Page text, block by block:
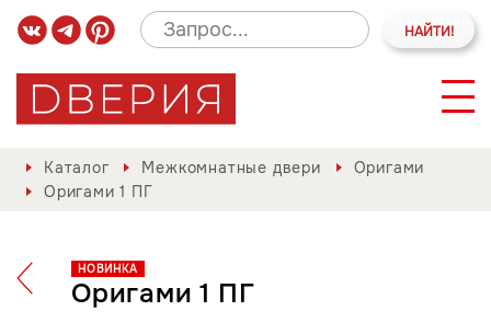
Каталог Межкомнатные двери
Оригами
Оригами 1 ПГ
НОВИНКА
Оригами 1 ПГ